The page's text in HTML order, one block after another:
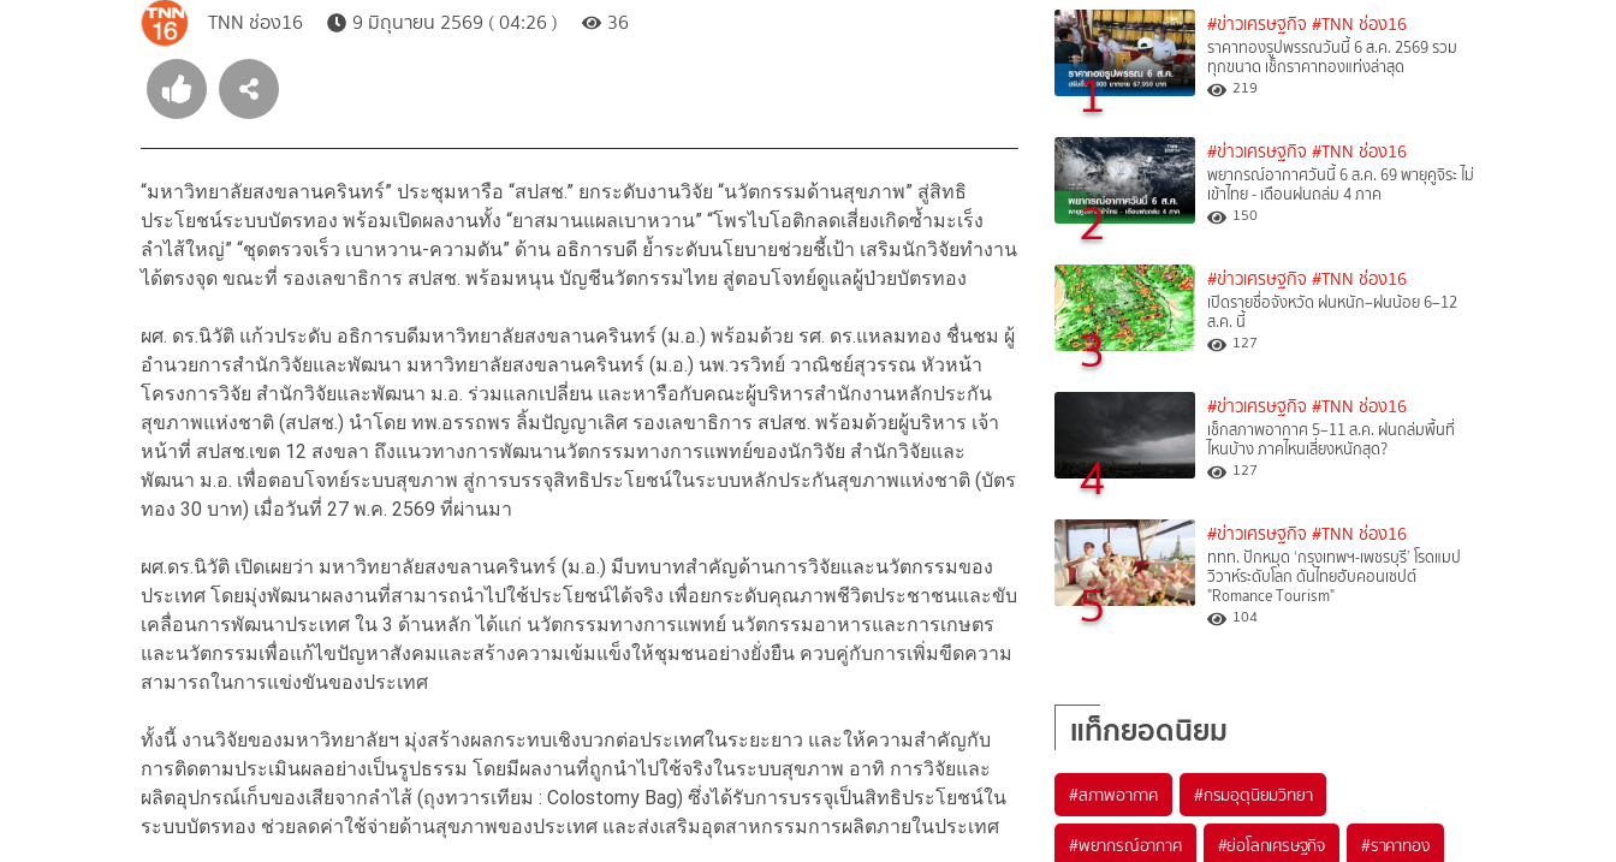
TNN ช่อง16 9 มิถุนายน 2569 ( 04:26 ) 36
“มหาวิทยาลัยสงขลานครินทร์” ประชุมหารือ “สปสช.” ยกระดับงานวิจัย “นวัตกรรมด้านสุขภาพ” สู่สิทธิ
ประโยชน์ระบบบัตรทอง พร้อมเปิดผลงานทั้ง “ยาสมานแผลเบาหวาน” “โพรไบโอติกลดเสี่ยงเกิดซ้ำมะเร็ง
ลำไส้ใหญ่” “ชุดตรวจเร็ว เบาหวาน-ความดัน” ด้าน อธิการบดี ย้ำระดับนโยบายช่วยชี้เป้า เสริมนักวิจัยทำงาน
ได้ตรงจุด ขณะที่ รองเลขาธิการ สปสช. พร้อมหนุน บัญชีนวัตกรรมไทย สู่ตอบโจทย์ดูแลผู้ป่วยบัตรทอง
ผศ. ดร.นิวัติ แก้วประดับ อธิการบดีมหาวิทยาลัยสงขลานครินทร์ (ม.อ.) พร้อมด้วย รศ. ดร.แหลมทอง ชื่นชม ผู้
อำนวยการสำนักวิจัยและพัฒนา มหาวิทยาลัยสงขลานครินทร์ (ม.อ.) นพ.วรวิทย์ วาณิชย์สุวรรณ หัวหน้า
โครงการวิจัย สำนักวิจัยและพัฒนา ม.อ. ร่วมแลกเปลี่ยน และหารือกับคณะผู้บริหารสำนักงานหลักประกัน
สุขภาพแห่งชาติ (สปสช.) นำโดย ทพ.อรรถพร ลิ้มปัญญาเลิศ รองเลขาธิการ สปสช. พร้อมด้วยผู้บริหาร เจ้า
หน้าที่ สปสช.เขต 12 สงขลา ถึงแนวทางการพัฒนานวัตกรรมทางการแพทย์ของนักวิจัย สำนักวิจัยและ
พัฒนา ม.อ. เพื่อตอบโจทย์ระบบสุขภาพ สู่การบรรจุสิทธิประโยชน์ในระบบหลักประกันสุขภาพแห่งชาติ (บัตร
ทอง 30 บาท) เมื่อวันที่ 27 พ.ค. 2569 ที่ผ่านมา
ผศ.ดร.นิวัติ เปิดเผยว่า มหาวิทยาลัยสงขลานครินทร์ (ม.อ.) มีบทบาทสำคัญด้านการวิจัยและนวัตกรรมของ
ประเทศ โดยมุ่งพัฒนาผลงานที่สามารถนำไปใช้ประโยชน์ได้จริง เพื่อยกระดับคุณภาพชีวิตประชาชนและขับ
เคลื่อนการพัฒนาประเทศ ใน 3 ด้านหลัก ได้แก่ นวัตกรรมทางการแพทย์ นวัตกรรมอาหารและการเกษตร
และนวัตกรรมเพื่อแก้ไขปัญหาสังคมและสร้างความเข้มแข็งให้ชุมชนอย่างยั่งยืน ควบคู่กับการเพิ่มขีดความ
สามารถในการแข่งขันของประเทศ
ทั้งนี้ งานวิจัยของมหาวิทยาลัยฯ มุ่งสร้างผลกระทบเชิงบวกต่อประเทศในระยะยาว และให้ความสำคัญกับ
การติดตามประเมินผลอย่างเป็นรูปธรรม โดยมีผลงานที่ถูกนำไปใช้จริงในระบบสุขภาพ อาทิ การวิจัยและ
ผลิตอุปกรณ์เก็บของเสียจากลำไส้ (ถุงทวารเทียม : Colostomy Bag) ซึ่งได้รับการบรรจุเป็นสิทธิประโยชน์ใน
ระบบบัตรทอง ช่วยลดค่าใช้จ่ายด้านสุขภาพของประเทศ และส่งเสริมอุตสาหกรรมการผลิตภายในประเทศ
1
#ข่าวเศรษฐกิจ #TNN ช่อง16
ราคาทองรูปพรรณวันนี้ 6 ส.ค. 2569 รวม
ทุกขนาด เช็กราคาทองแท่งล่าสุด
219
2
#ข่าวเศรษฐกิจ #TNN ช่อง16
พยากรณ์อากาศวันนี้ 6 ส.ค. 69 พายุคูจิระ ไม่
เข้าไทย - เตือนฝนถล่ม 4 ภาค
150
3
#ข่าวเศรษฐกิจ #TNN ช่อง16
เปิดรายชื่อจังหวัด ฝนหนัก–ฝนน้อย 6–12
ส.ค. นี้
127
4
#ข่าวเศรษฐกิจ #TNN ช่อง16
เช็กสภาพอากาศ 5–11 ส.ค. ฝนถล่มพื้นที่
ไหนบ้าง ภาคไหนเสี่ยงหนักสุด?
127
5
#ข่าวเศรษฐกิจ #TNN ช่อง16
ททท. ปักหมุด ‘กรุงเทพฯ-เพชรบุรี’ โรดแมป
วิวาห์ระดับโลก ดันไทยฮับคอนเซปต์
"Romance Tourism"
104
แท็กยอดนิยม
#สภาพอากาศ #กรมอุตุนิยมวิทยา
#พยากรณ์อากาศ #ย่อโลกเศรษฐกิจ #ราคาทอง